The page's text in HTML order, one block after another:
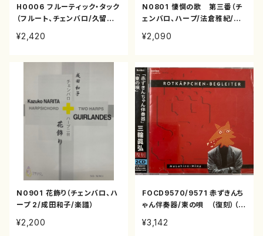
H0006 フルーティック・タック
（フルート、チェンバロ/久留智
¥2,420
N0801 悽惆の歌 第三番（チ
ェンバロ、ハープ/法倉雅紀/楽
¥2,090
N0901 花飾り（チェンバロ、ハ
ープ 2/成田和子/楽譜）
¥2,200
FOCD9570/9571 赤ずきんち
ゃん伴奏器/東の唄 （復刻）（メ
リネット、ホルン、ファゴット、ヴ
¥3,142